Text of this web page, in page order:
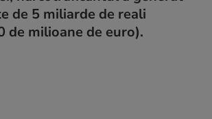
de 5 miliarde de reali
de milioane de euro).